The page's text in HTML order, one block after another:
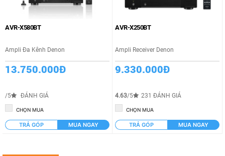
AVR-X580BT
Ampli Đa Kênh Denon
13.750.000Đ
/5 ĐÁNH GIÁ
CHỌN MUA
TRẢ GÓP MUA NGAY
AVR-X250BT
Ampli Receiver Denon
9.330.000Đ
4.63/5 231 ĐÁNH GIÁ
CHỌN MUA
TRẢ GÓP MUA NGAY